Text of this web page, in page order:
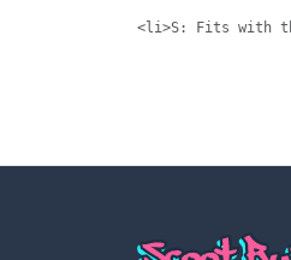
<li>S: Fits with